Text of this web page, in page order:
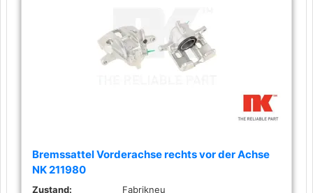
Bremssattel Vorderachse rechts vor der Achse
NK 211980
Zustand: Fabrikneu